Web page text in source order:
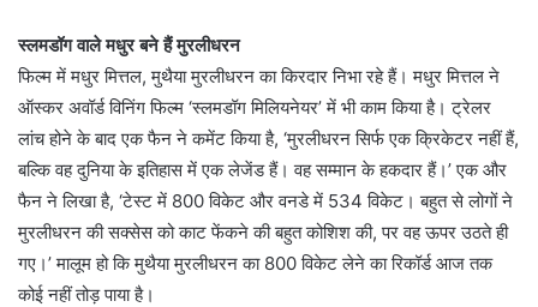
स्लमडॉग वाले मधुर बने हैं मुरलीधरन
फिल्म में मधुर मित्तल, मुथैया मुरलीधरन का किरदार निभा रहे हैं। मधुर मित्तल ने
ऑस्कर अवॉर्ड विनिंग फिल्म ‘स्लमडॉग मिलियनेयर’ में भी काम किया है। ट्रेलर
लांच होने के बाद एक फैन ने कमेंट किया है, ‘मुरलीधरन सिर्फ एक क्रिकेटर नहीं हैं,
बल्कि वह दुनिया के इतिहास में एक लेजेंड हैं। वह सम्मान के हकदार हैं।’ एक और
फैन ने लिखा है, ‘टेस्ट में 800 विकेट और वनडे में 534 विकेट। बहुत से लोगों ने
मुरलीधरन की सक्सेस को काट फेंकने की बहुत कोशिश की, पर वह ऊपर उठते ही
गए।’ मालूम हो कि मुथैया मुरलीधरन का 800 विकेट लेने का रिकॉर्ड आज तक
कोई नहीं तोड़ पाया है।